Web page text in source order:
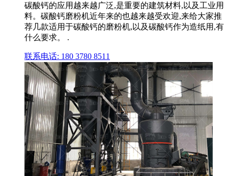
碳酸钙的应用越来越广泛,是重要的建筑材料,以及工业用
料。碳酸钙磨粉机近年来的也越来越受欢迎,来给大家推
荐几款适用于碳酸钙的磨粉机,以及碳酸钙作为造纸用,有
什么要求。 .
联系电话: 180 3780 8511